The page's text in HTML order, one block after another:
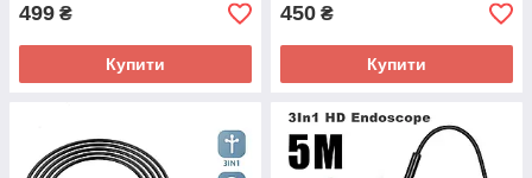
499 ₴
Купити
450 ₴
Купити